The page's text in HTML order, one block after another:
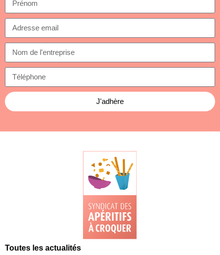
J'adhère
Toutes les actualités